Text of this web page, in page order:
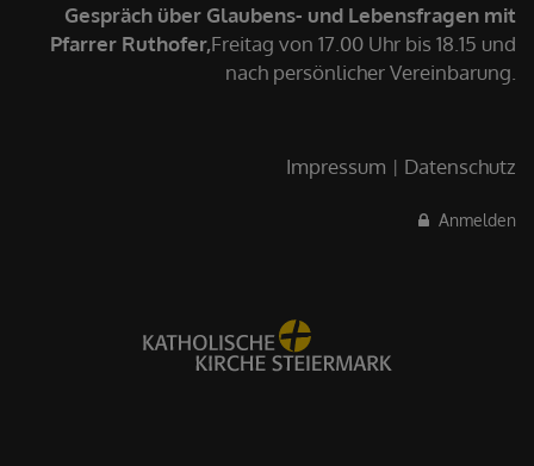
Gespräch über Glaubens- und Lebensfragen mit
Pfarrer Ruthofer,Freitag von 17.00 Uhr bis 18.15 und
nach persönlicher Vereinbarung.
Impressum Datenschutz
Anmelden